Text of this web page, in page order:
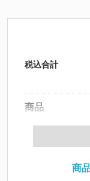
税込合計
商品
データ配置料
印刷代
北海
商